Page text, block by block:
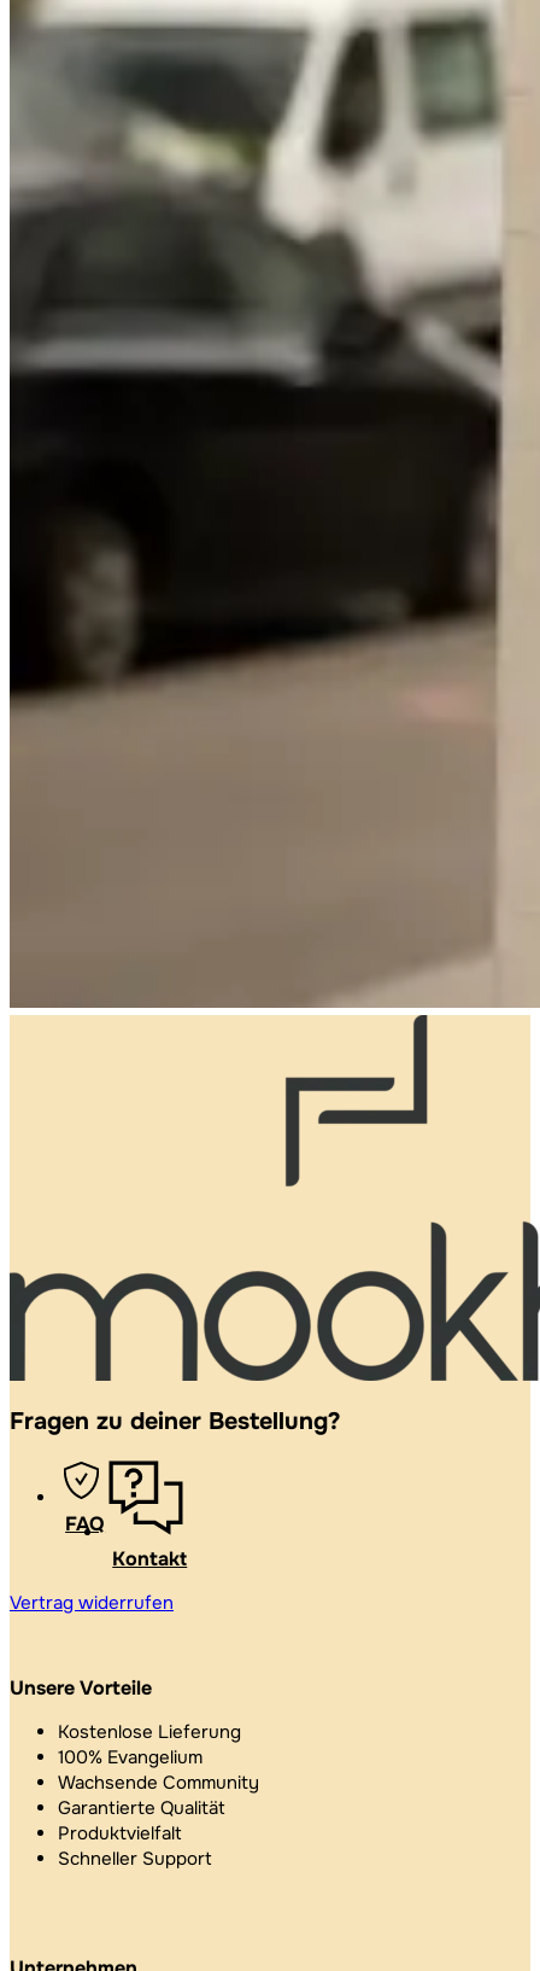
Fragen zu deiner Bestellung?
FAQ
Kontakt
Vertrag widerrufen
Unsere Vorteile
Kostenlose Lieferung
100% Evangelium
Wachsende Community
Garantierte Qualität
Produktvielfalt
Schneller Support